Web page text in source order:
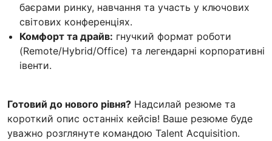
баєрами ринку, навчання та участь у ключових
світових конференціях.
Комфорт та драйв: гнучкий формат роботи
(Remote/Hybrid/Office) та легендарні корпоративні
івенти.
Готовий до нового рівня? Надсилай резюме та
короткий опис останніх кейсів! Ваше резюме буде
уважно розглянуте командою Talent Acquisition.